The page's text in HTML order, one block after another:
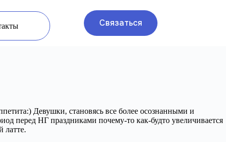
Связаться
Девушки, становясь все более осознанными и
перед НГ праздниками почему-то как-будто увеличивается
латте.